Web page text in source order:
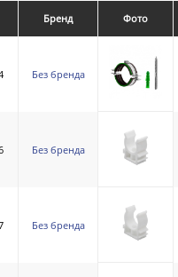
Бренд Фото
Без бренда
Без бренда
Без бренда